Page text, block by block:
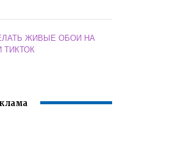
ЖИВЫЕ ОБОИ НА
ТИКТОК